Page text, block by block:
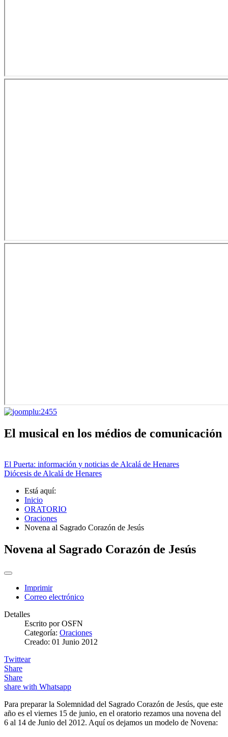
El musical en los médios de comunicación
El Puerta: información y noticias de Alcalá de Henares
Diócesis de Alcalá de Henares
Está aquí:
Inicio
ORATORIO
Oraciones
Novena al Sagrado Corazón de Jesús
Novena al Sagrado Corazón de Jesús
Imprimir
Correo electrónico
Detalles
Escrito porOSFN
Categoría: Oraciones
Creado: 01 Junio 2012
Twittear
Share
Share
share with Whatsapp
Para preparar la Solemnidad del Sagrado Corazón de Jesús, que este
año es el viernes 15 de junio, en el oratorio rezamos una novena del
6 al 14 de Junio del 2012. Aquí os dejamos un modelo de Novena: